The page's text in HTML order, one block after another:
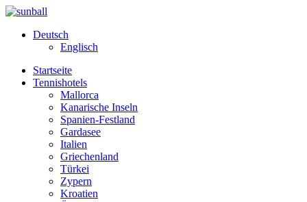
Deutsch
Englisch
Startseite
Tennishotels
Mallorca
Kanarische Inseln
Spanien-Festland
Gardasee
Italien
Griechenland
Türkei
Zypern
Kroatien